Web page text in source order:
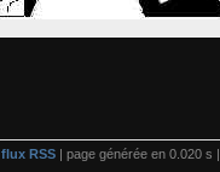
flux RSS| page générée en 0.020 s |